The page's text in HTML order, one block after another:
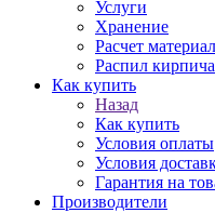
Услуги
Хранение
Расчет
Распил кирпича
Как купить
Назад
Как купить
Условия оплаты
Условия
Гарантия на
Производители